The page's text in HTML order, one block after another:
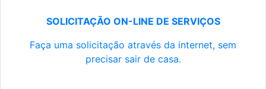
SOLICITAÇÃO ON-LINE DE SERVIÇOS
Faça uma solicitação através da internet, sem
precisar sair de casa.